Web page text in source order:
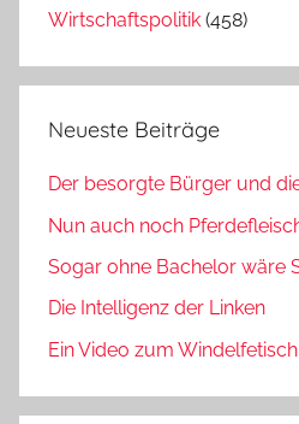
Wirtschaftspolitik (458)
Neueste Beiträge
Der besorgte Bürger und
Nun auch noch
Sogar ohne Bachelor wäre
Die Intelligenz der Linken
Ein Video zum Windelfetisch